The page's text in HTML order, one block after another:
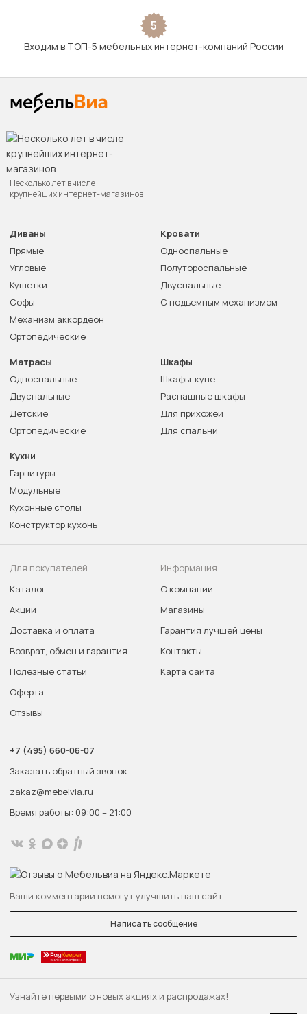
5
Входим в ТОП-5 мебельных интернет-компаний России
Узнайте первыми о новых акциях и распродажах!
Несколько лет в числе
крупнейших интернет-магазинов
Диваны
Прямые
Угловые
Кушетки
Софы
Механизм аккордеон
Ортопедические
Кровати
Односпальные
Полутороспальные
Двуспальные
С подъемным механизмом
Матрасы
Односпальные
Двуспальные
Детские
Ортопедические
Шкафы
Шкафы-купе
Распашные шкафы
Для прихожей
Для спальни
Кухни
Гарнитуры
Модульные
Кухонные столы
Конструктор кухонь
Для покупателей
Каталог
Акции
Доставка и оплата
Возврат, обмен и гарантия
Полезные статьи
Оферта
Отзывы
Информация
О компании
Магазины
Гарантия лучшей цены
Контакты
Карта сайта
+7 (495) 660-06-07
Заказать обратный звонок
zakaz@mebelvia.ru
Время работы: 09:00 – 21:00
Ваши комментарии помогут улучшить наш сайт
Написать сообщение